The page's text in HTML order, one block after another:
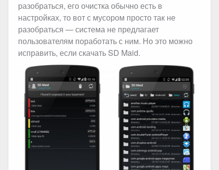
разобраться, его очистка обычно есть в
настройках, то вот с мусором просто так не
разобраться — система не предлагает
пользователям поработать с ним. Но это можно
исправить, если скачать SD Maid.